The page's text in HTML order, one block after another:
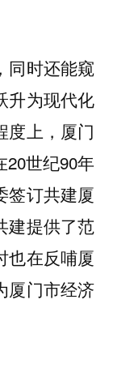
同时还能窥
升为现代化
度上，厦门
世纪90年
签订共建厦
建提供了范
也在反哺厦
厦门市经济